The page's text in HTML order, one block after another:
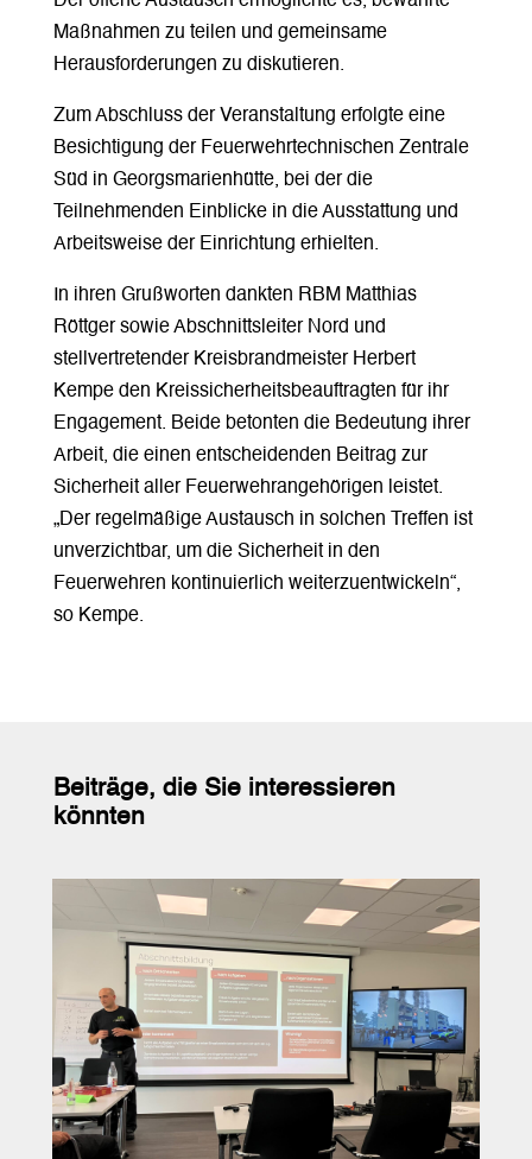
Maßnahmen zu teilen und gemeinsame
Herausforderungen zu diskutieren.
Zum Abschluss der Veranstaltung erfolgte eine
Besichtigung der Feuerwehrtechnischen Zentrale
Süd in Georgsmarienhütte, bei der die
Teilnehmenden Einblicke in die Ausstattung und
Arbeitsweise der Einrichtung erhielten.
In ihren Grußworten dankten RBM Matthias
Röttger sowie Abschnittsleiter Nord und
stellvertretender Kreisbrandmeister Herbert
Kempe den Kreissicherheitsbeauftragten für ihr
Engagement. Beide betonten die Bedeutung ihrer
Arbeit, die einen entscheidenden Beitrag zur
Sicherheit aller Feuerwehrangehörigen leistet.
„Der regelmäßige Austausch in solchen Treffen ist
unverzichtbar, um die Sicherheit in den
Feuerwehren kontinuierlich weiterzuentwickeln“,
so Kempe.
Beiträge, die Sie interessieren
könnten